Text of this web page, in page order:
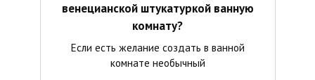
венецианской штукатуркой ванную
комнату?
Если есть желание создать в ванной
комнате необычный